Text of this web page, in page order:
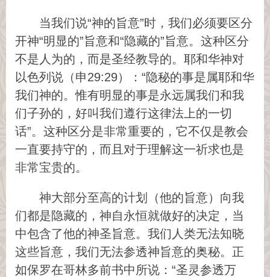
当我们说“神的旨意”时，我们必须要区分
开神“明显的”旨意和“隐藏的”旨意。这种区分
不是人为的，而是圣经教导的。耶和华神对
以色列说（申29:29）：“隐秘的事是属耶和华
我们神的。惟有明显的事是永远属我们和我
们子孙的，好叫我们遵行这律法上的一切
话”。这种区分是非常重要的，它不仅是教会
一直要持守的，而且对于理解这一祈求也是
非常宝贵的。
神大部分至高的计划（他的旨意）向我
们都是隐藏的，神自永恒就做好的决定，当
中包含了他的神圣旨意。我们人类无法知晓
这些旨意，我们无法参透神旨意的奥秘。正
如保罗在哥林多前书中所说：“圣灵参透万